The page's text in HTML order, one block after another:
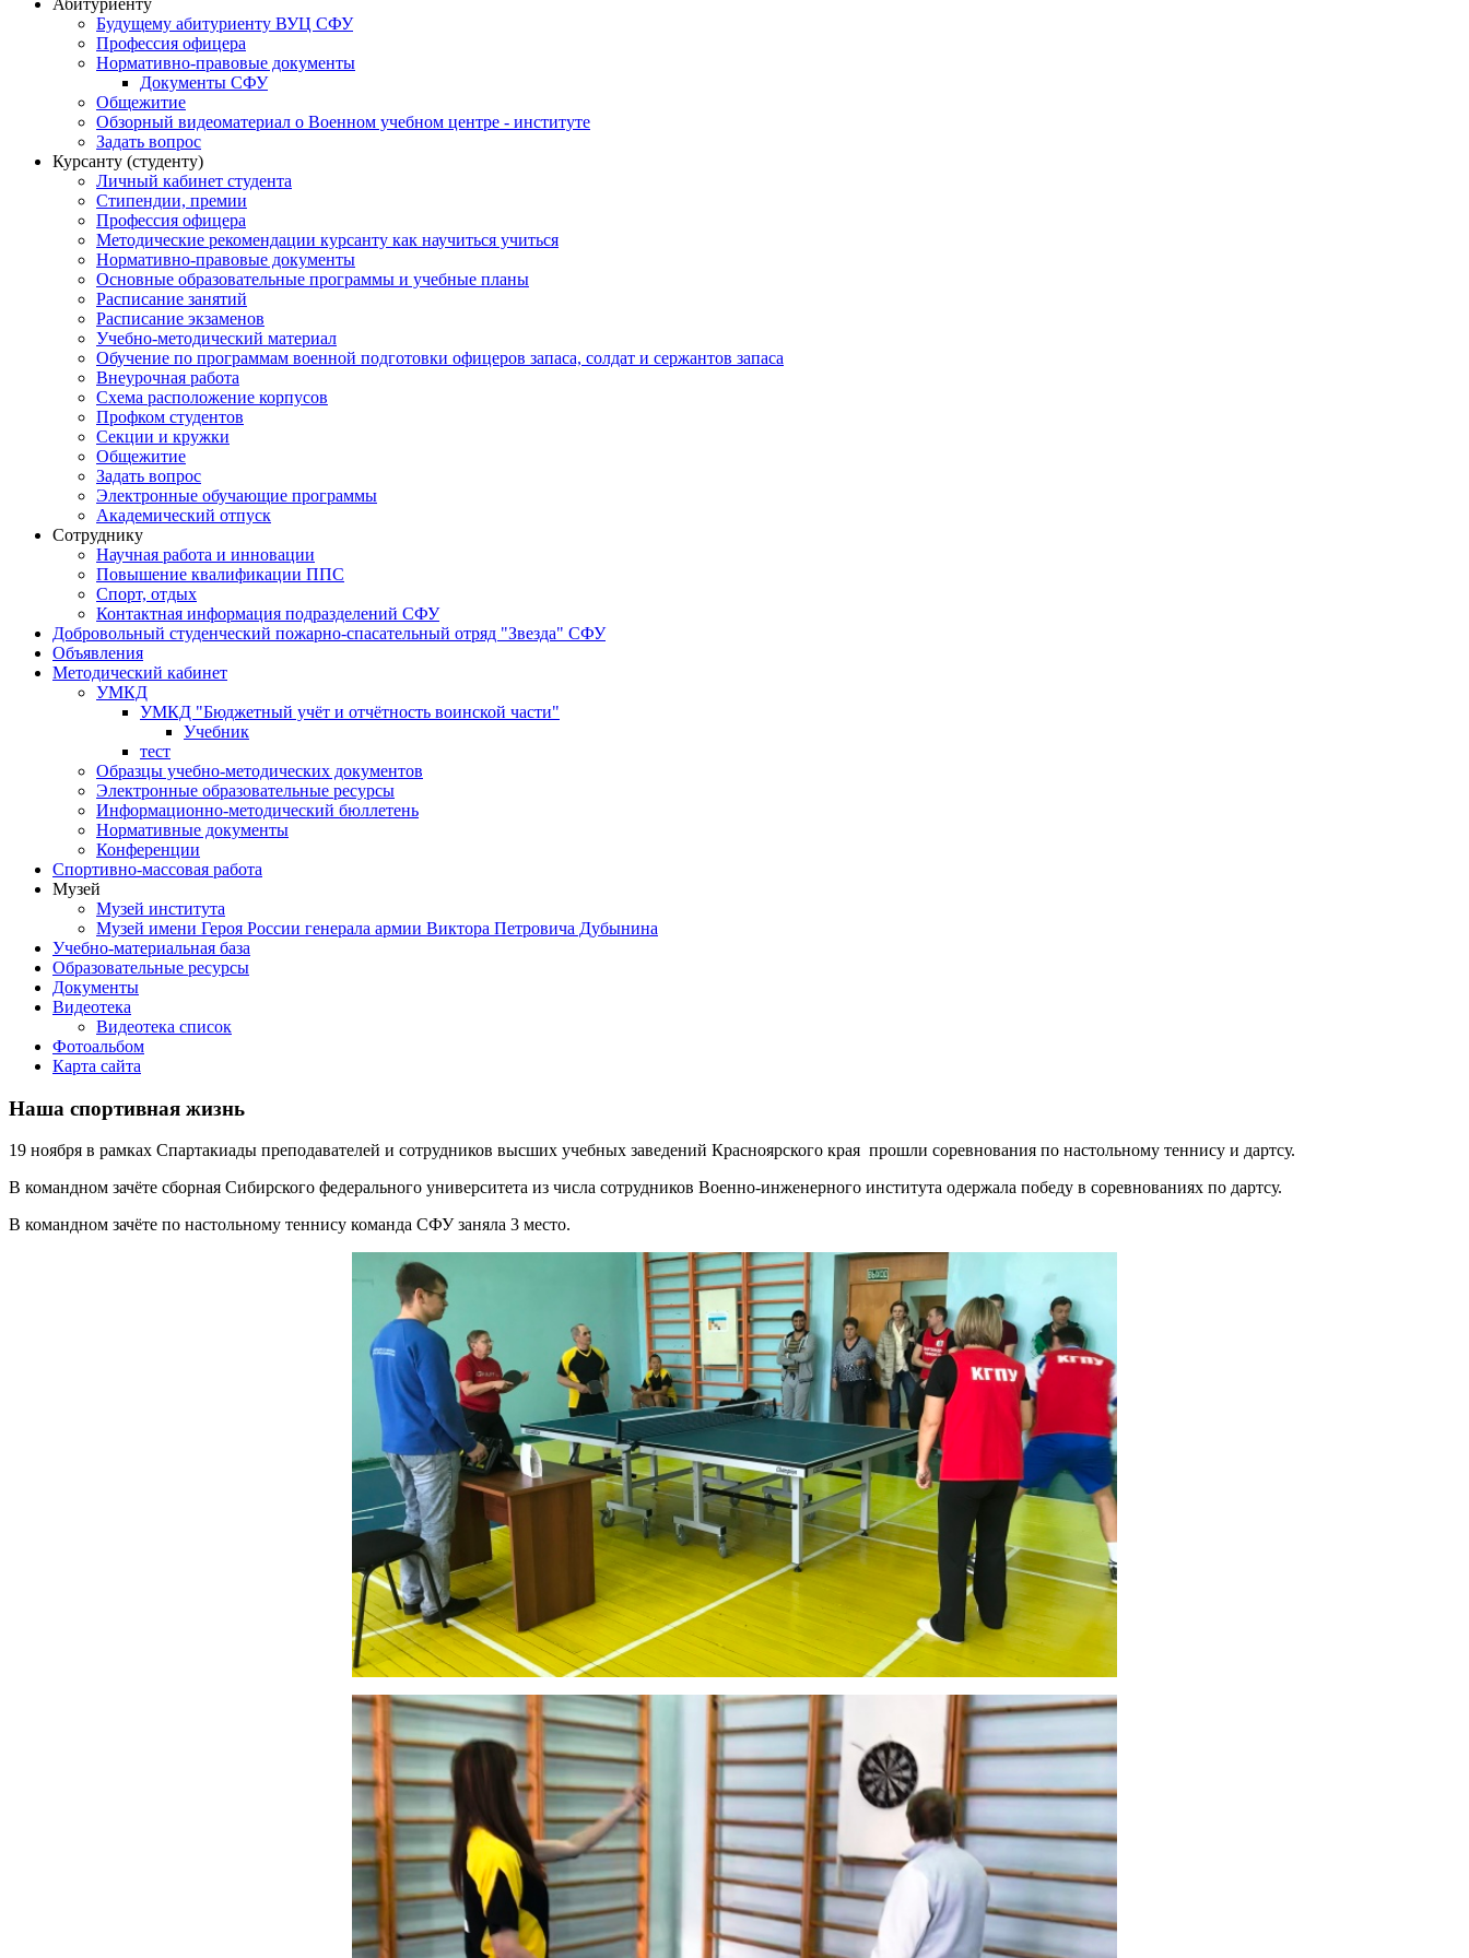
Абитуриенту
Будущему абитуриенту ВУЦ СФУ
Профессия офицера
Нормативно-правовые документы
Документы СФУ
Общежитие
Обзорный видеоматериал о Военном учебном центре - институте
Задать вопрос
Курсанту (студенту)
Личный кабинет студента
Стипендии, премии
Профессия офицера
Методические рекомендации курсанту как научиться учиться
Нормативно-правовые документы
Основные образовательные программы и учебные планы
Расписание занятий
Расписание экзаменов
Учебно-методический материал
Обучение по программам военной подготовки офицеров запаса, солдат и сержантов запаса
Внеурочная работа
Схема расположение корпусов
Профком студентов
Секции и кружки
Общежитие
Задать вопрос
Электронные обучающие программы
Академический отпуск
Сотруднику
Научная работа и инновации
Повышение квалификации ППС
Спорт, отдых
Контактная информация подразделений СФУ
Добровольный студенческий пожарно-спасательный отряд "Звезда" СФУ
Объявления
Методический кабинет
УМКД
УМКД "Бюджетный учёт и отчётность воинской части"
Учебник
тест
Образцы учебно-методических документов
Электронные образовательные ресурсы
Информационно-методический бюллетень
Нормативные документы
Конференции
Спортивно-массовая работа
Музей
Музей института
Музей имени Героя России генерала армии Виктора Петровича Дубынина
Учебно-материальная база
Образовательные ресурсы
Документы
Видеотека
Видеотека список
Фотоальбом
Карта сайта
Наша спортивная жизнь
19 ноября в рамках Спартакиады преподавателей и сотрудников высших учебных заведений Красноярского края прошли соревнования по настольному теннису и дартсу.
В командном зачёте сборная Сибирского федерального университета из числа сотрудников Военно-инженерного института одержала победу в соревнованиях по дартсу.
В командном зачёте по настольному теннису команда СФУ заняла 3 место.